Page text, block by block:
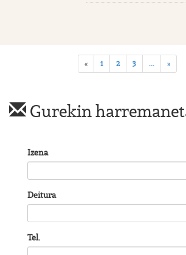
« 1 2 3 ... »
Gurekin
Izena
Deitura
Tel.